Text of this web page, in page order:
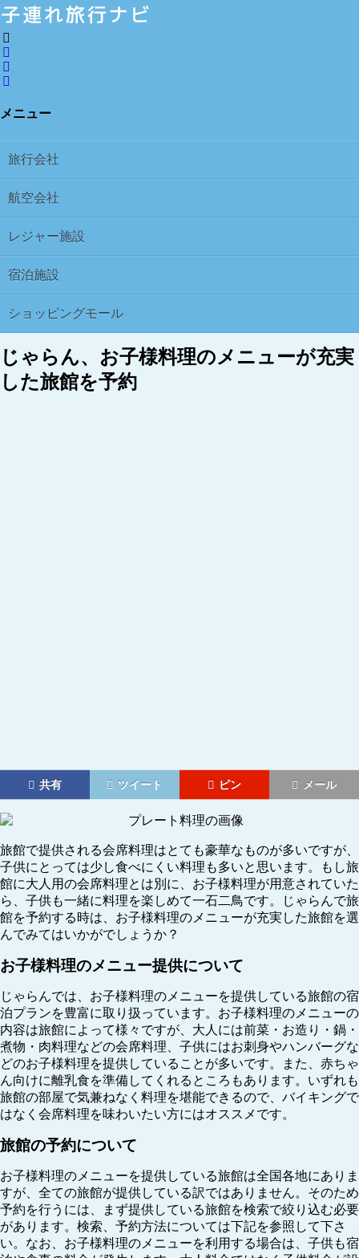
メニュー
旅行会社
航空会社
レジャー施設
宿泊施設
ショッピングモール
じゃらん、お子様料理のメニューが充実
した旅館を予約
共有 ツイート ピン メール
旅館で提供される会席料理はとても豪華なものが多いですが、
子供にとっては少し食べにくい料理も多いと思います。もし旅
館に大人用の会席料理とは別に、お子様料理が用意されていた
ら、子供も一緒に料理を楽しめて一石二鳥です。じゃらんで旅
館を予約する時は、お子様料理のメニューが充実した旅館を選
んでみてはいかがでしょうか？
お子様料理のメニュー提供について
じゃらんでは、お子様料理のメニューを提供している旅館の宿
泊プランを豊富に取り扱っています。お子様料理のメニューの
内容は旅館によって様々ですが、大人には前菜・お造り・鍋・
煮物・肉料理などの会席料理、子供にはお刺身やハンバーグな
どのお子様料理を提供していることが多いです。また、赤ちゃ
ん向けに離乳食を準備してくれるところもあります。いずれも
旅館の部屋で気兼ねなく料理を堪能できるので、バイキングで
はなく会席料理を味わいたい方にはオススメです。
旅館の予約について
お子様料理のメニューを提供している旅館は全国各地にありま
すが、全ての旅館が提供している訳ではありません。そのため
予約を行うには、まず提供している旅館を検索で絞り込む必要
があります。検索、予約方法については下記を参照して下さ
い。なお、お子様料理のメニューを利用する場合は、子供も宿